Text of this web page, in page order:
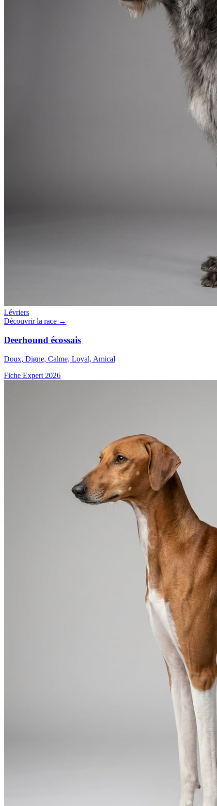
Lévriers
Découvrir la race →
Deerhound écossais
Doux, Digne, Calme, Loyal, Amical
Fiche Expert 2026